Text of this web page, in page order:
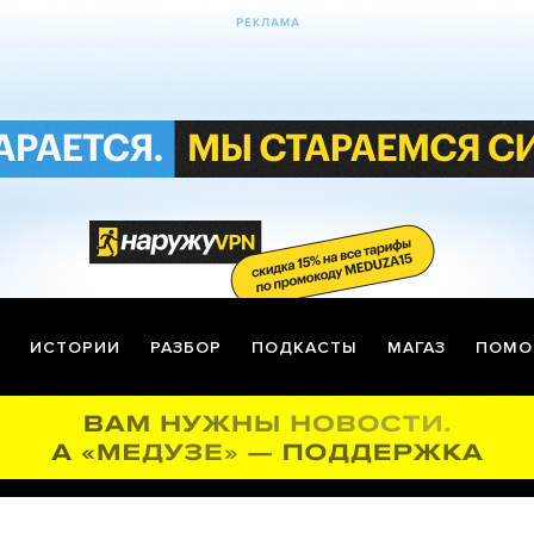
ИСТОРИИ РАЗБОР ПОДКАСТЫ МАГАЗ